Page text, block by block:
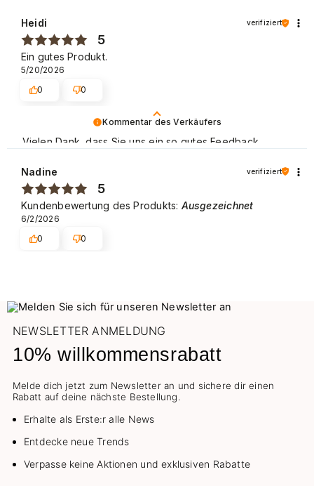
Kommentar des Verkäufers
Vielen Dank, dass Sie uns ein so gutes Feedback
an erster Stelle und Ihre Bewertung bestätigt unsere
Bemühungen – lieben Dank noch einmal und wir hoffen
– bis bald! Schöne Grüße
Heidi verifiziert
5
Ein gutes Produkt.
5/20/2026
0
0
Nadine verifiziert
5
Kundenbewertung des Produkts: Ausgezeichnet
6/2/2026
0
0
NEWSLETTER ANMELDUNG
10% willkommensrabatt
Melde dich jetzt zum Newsletter an und sichere dir einen
Rabatt auf deine nächste Bestellung.
Erhalte als Erste:r alle News
Entdecke neue Trends
Verpasse keine Aktionen und exklusiven Rabatte